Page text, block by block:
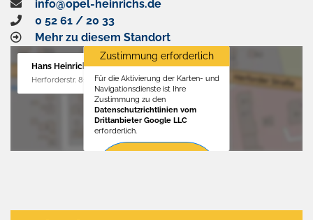
info@opel-heinrichs.de
0 52 61 / 20 33
Mehr zu diesem Standort
Hans Heinrichs GmbH
Herforderstr. 81, 32657 Lemgo
Zustimmung erforderlich
Für die Aktivierung der Karten- und
Navigationsdienste ist Ihre
Zustimmung zu den
Datenschutzrichtlinien vom
Drittanbieter Google LLC
erforderlich.